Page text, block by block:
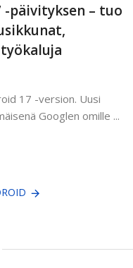
-päivityksen – tuo
17 -version. Uusi
Googlen omille ...